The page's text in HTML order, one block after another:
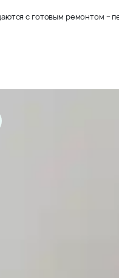
с готовым ремонтом –